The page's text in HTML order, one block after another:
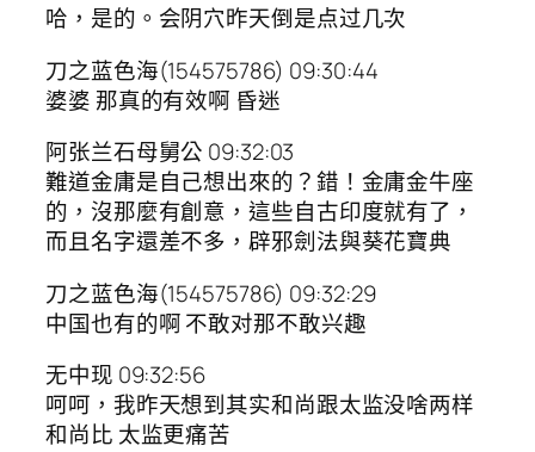
哈，是的。会阴穴昨天倒是点过几次
刀之蓝色海(154575786) 09:30:44
婆婆 那真的有效啊 昏迷
阿张兰石母舅公 09:32:03
難道金庸是自己想出來的？錯！金庸金牛座
的，沒那麼有創意，這些自古印度就有了，
而且名字還差不多，辟邪劍法與葵花寶典
刀之蓝色海(154575786) 09:32:29
中国也有的啊 不敢对那不敢兴趣
无中现 09:32:56
呵呵，我昨天想到其实和尚跟太监没啥两样
和尚比 太监更痛苦